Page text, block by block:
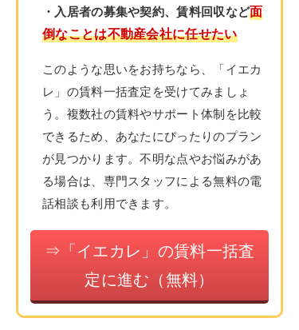
・入居者の募集や契約、賃料回収など面
倒なことは不動産会社に任せたい
このような思いをお持ちなら、「イエカ
レ」の賃料一括査定を受けてみましょ
う。複数社の賃料やサポート体制を比較
できるため、あなたにぴったりのプラン
が見つかります。不明な点やお悩みがあ
る場合は、専門スタッフによる無料の電
話相談も利用できます。
⇒「イエカレ」の賃料一括査
定に進む（無料）